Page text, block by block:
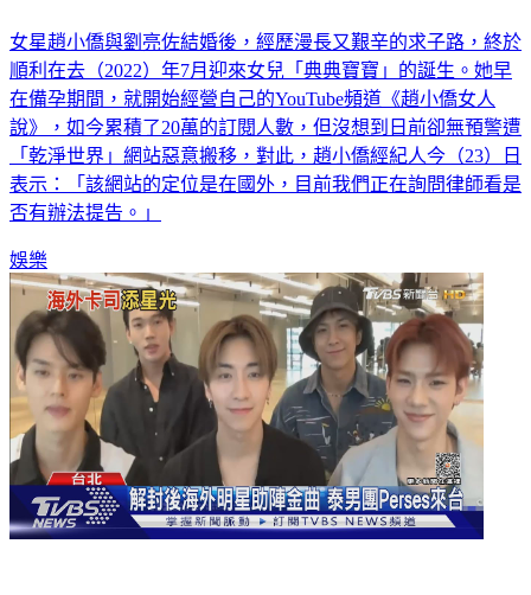
女星趙小僑與劉亮佐結婚後，經歷漫長又艱辛的求子路，終於
順利在去（2022）年7月迎來女兒「典典寶寶」的誕生。她早
在備孕期間，就開始經營自己的YouTube頻道《趙小僑女人
說》，如今累積了20萬的訂閱人數，但沒想到日前卻無預警遭
「乾淨世界」網站惡意搬移，對此，趙小僑經紀人今（23）日
表示：「該網站的定位是在國外，目前我們正在詢問律師看是
否有辦法提告。」
娛樂